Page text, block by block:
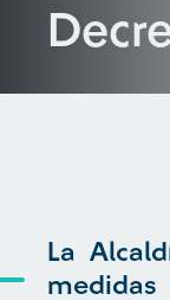
La